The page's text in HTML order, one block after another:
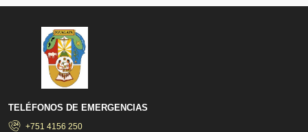
TELÉFONOS DE EMERGENCIAS
+751 4156 250